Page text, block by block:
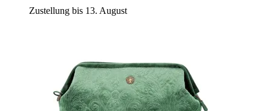
Zustellung bis 13. August